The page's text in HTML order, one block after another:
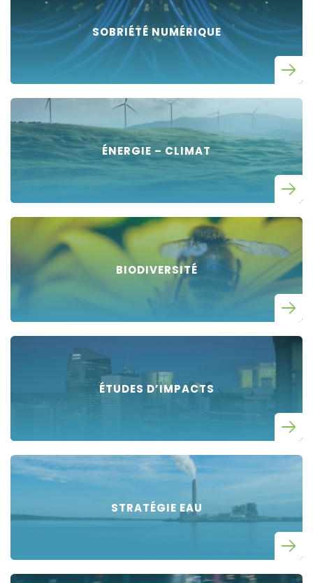
SOBRIÉTÉ NUMÉRIQUE
ÉNERGIE – CLIMAT
BIODIVERSITÉ
ÉTUDES D’IMPACTS
STRATÉGIE EAU